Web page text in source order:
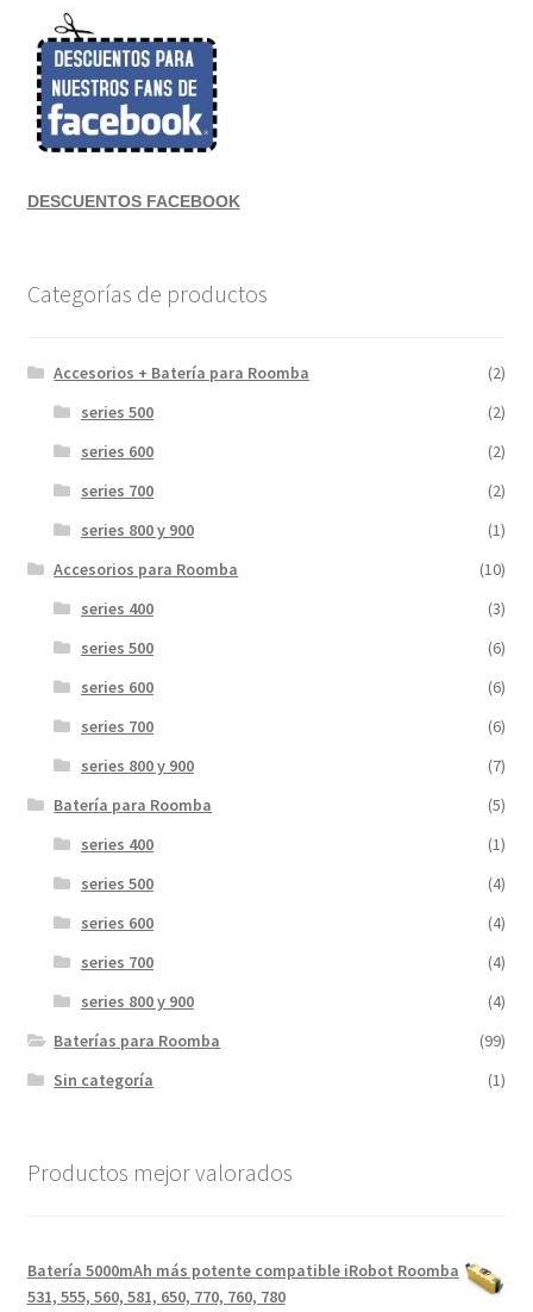
DESCUENTOS FACEBOOK
Categorías de productos
Accesorios + Batería para Roomba
(2)
series 500
(2)
series 600
(2)
series 700
(2)
series 800 y 900
(1)
Accesorios para Roomba
(10)
series 400
(3)
series 500
(6)
series 600
(6)
series 700
(6)
series 800 y 900
(7)
Batería para Roomba
(5)
series 400
(1)
series 500
(4)
series 600
(4)
series 700
(4)
series 800 y 900
(4)
Baterías para Roomba
(99)
Sin categoría
(1)
Productos mejor valorados
Batería 5000mAh más potente compatible iRobot Roomba
531, 555, 560, 581, 650, 770, 760, 780